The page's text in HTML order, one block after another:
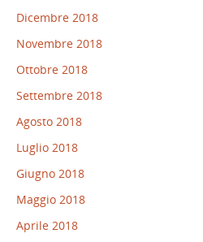
Dicembre 2018
Novembre 2018
Ottobre 2018
Settembre 2018
Agosto 2018
Luglio 2018
Giugno 2018
Maggio 2018
Aprile 2018